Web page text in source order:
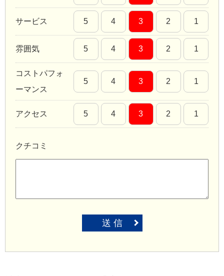
サービス 5 4 3 2 1
雰囲気 5 4 3 2 1
コストパフォ
ーマンス
5 4 3 2 1
アクセス 5 4 3 2 1
クチコミ
送 信